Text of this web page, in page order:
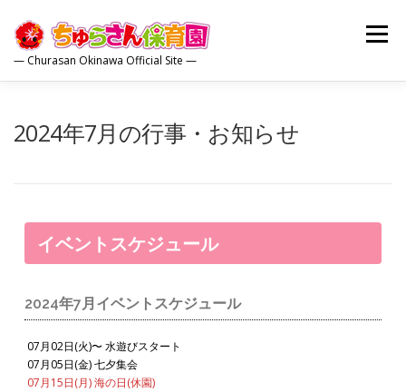
ツ
— Churasan Okinawa Official Site —
メニュー
2024年7月の行事・お知らせ
イベントスケジュール
2024年7月イベントスケジュール
07月02日(火)〜 水遊びスタート
07月05日(金) 七夕集会
07月15日(月) 海の日(休園)